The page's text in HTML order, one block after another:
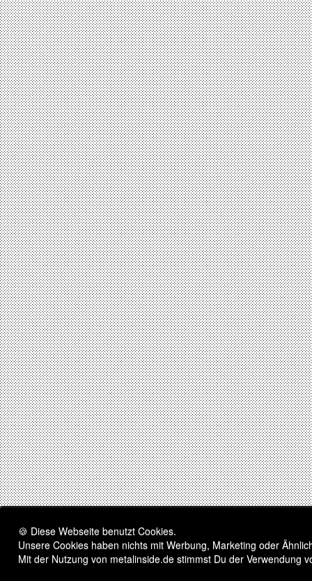
🍪 Diese Webseite benutzt Cookies.
Unsere Cookies haben nichts mit Werbung, Marketing oder
Mit der Nutzung von metalinside.de stimmst Du der Verwendung